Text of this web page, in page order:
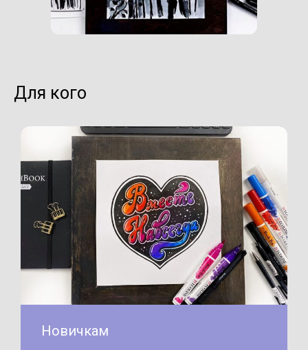
Для кого
Новичкам